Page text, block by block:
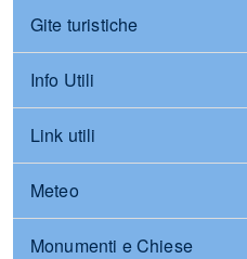
Gite turistiche
Info Utili
Link utili
Meteo
Monumenti e Chiese